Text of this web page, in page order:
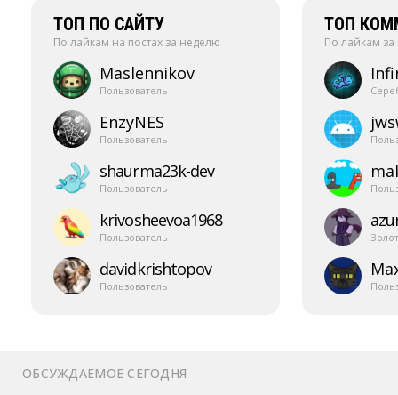
ТОП ПО САЙТУ
По лайкам на постах за неделю
Maslennikov
Пользователь
EnzyNES
Пользователь
shaurma23k-​dev
Пользователь
krivosheevoa1968
Пользователь
davidkrishtopov
Пользователь
ТОП
По лайкам
ОБСУЖДАЕМОЕ СЕГОДНЯ